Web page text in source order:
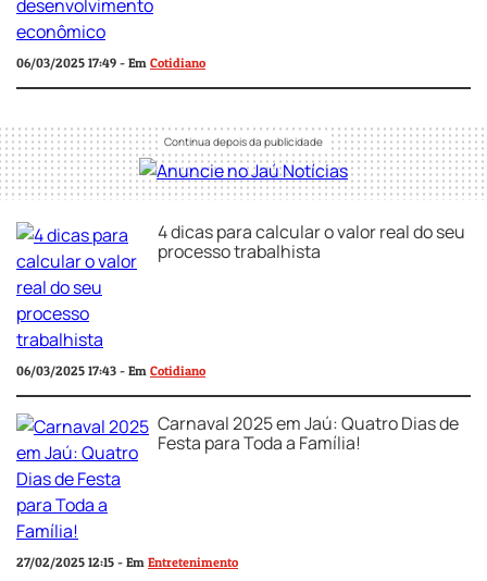
06/03/2025 17:49 - Em Cotidiano
4 dicas para calcular o valor real do seu
processo trabalhista
06/03/2025 17:43 - Em Cotidiano
Carnaval 2025 em Jaú: Quatro Dias de
Festa para Toda a Família!
27/02/2025 12:15 - Em Entretenimento